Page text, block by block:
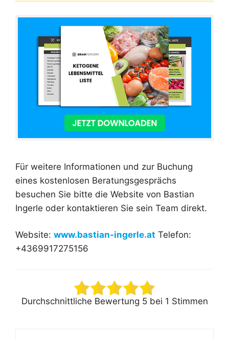
Für weitere Informationen und zur Buchung
eines kostenlosen Beratungsgesprächs
besuchen Sie bitte die Website von Bastian
Ingerle oder kontaktieren Sie sein Team direkt.
Website: www.bastian-ingerle.at Telefon:
+4369917275156
Durchschnittliche Bewertung 5bei 1 Stimmen